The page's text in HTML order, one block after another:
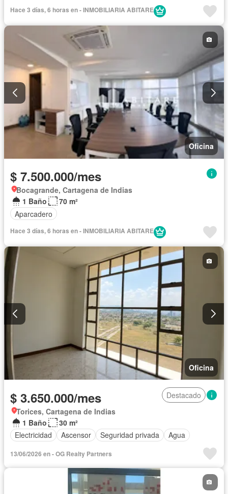
Hace 3 días, 6 horas en - INMOBILIARIA ABITARE
Oficina
$ 7.500.000/mes
Bocagrande, Cartagena de Indias
1 Baño
70 m²
Aparcadero
Hace 3 días, 6 horas en - INMOBILIARIA ABITARE
Oficina
$ 3.650.000/mes
Destacado
Torices, Cartagena de Indias
1 Baño
30 m²
Electricidad
Ascensor Seguridad privada Agua
13/06/2026 en - OG Realty Partners